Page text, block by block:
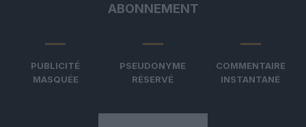
ABONNEMENT
PUBLICITÉ
MASQUÉE
PSEUDONYME
RÉSERVÉ
COMMENTAIRE
INSTANTANÉ